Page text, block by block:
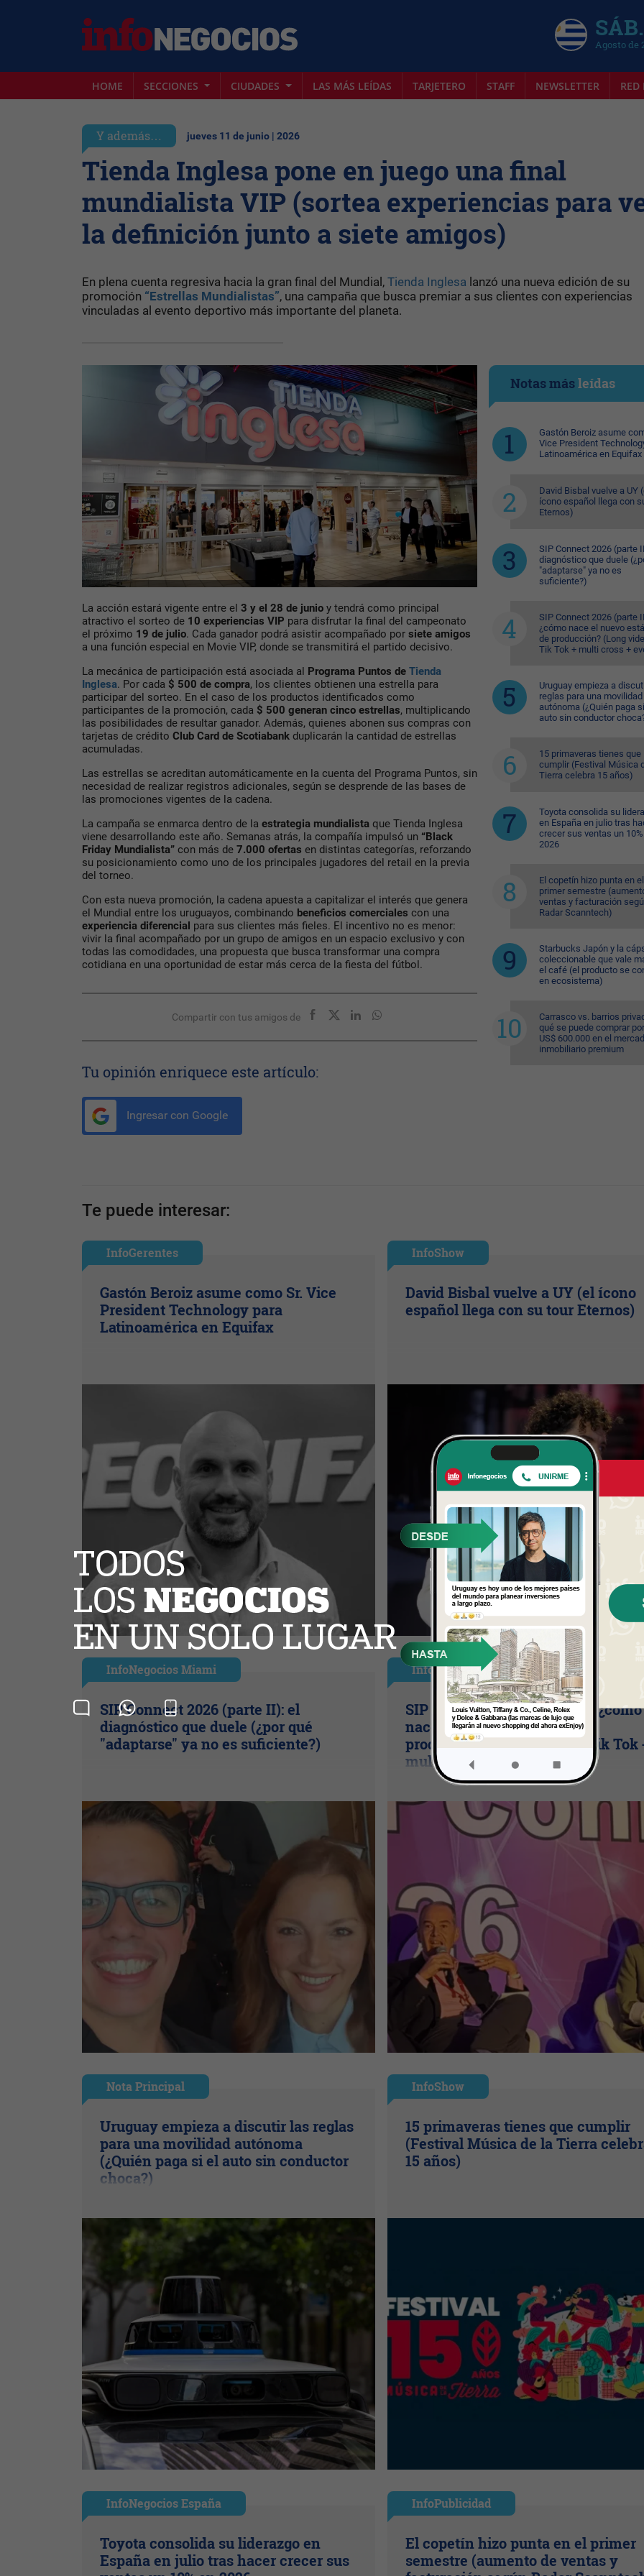
Agosto de
HOME SECCIONES CIUDADES LAS MÁS LEÍDAS TARJETERO STAFF NEWSLETTER
Y además… jueves 11 de junio | 2026
Tienda Inglesa pone en juego una final
mundialista VIP (sortea experiencias para
la definición junto a siete amigos)
En plena cuenta regresiva hacia la gran final del Mundial, Tienda Inglesa lanzó una nueva edición de su
promoción “Estrellas Mundialistas”, una campaña que busca premiar a sus clientes con experiencias
vinculadas al evento deportivo más importante del planeta.
La acción estará vigente entre el 3 y el 28 de junio y tendrá como principal
atractivo el sorteo de 10 experiencias VIP para disfrutar la final del campeonato
el próximo 19 de julio. Cada ganador podrá asistir acompañado por siete amigos
a una función especial en Movie VIP, donde se transmitirá el partido decisivo.
La mecánica de participación está asociada al
Programa Puntos de Tienda
Inglesa. Por cada $ 500 de compra, los clientes obtienen una estrella para
participar del sorteo. En el caso de los productos identificados como
participantes de la promoción, cada $ 500 generan cinco estrellas, multiplicando
las posibilidades de resultar ganador. Además, quienes abonen sus compras con
tarjetas de crédito Club Card de Scotiabank duplicarán la cantidad de estrellas
acumuladas.
Las estrellas se acreditan automáticamente en la cuenta del Programa Puntos, sin
necesidad de realizar registros adicionales, según se desprende de las bases de
las promociones vigentes de la cadena.
La campaña se enmarca dentro de la estrategia mundialista que Tienda Inglesa
viene desarrollando este año. Semanas atrás, la compañía impulsó un “Black
Friday Mundialista” con más de 7.000 ofertas en distintas categorías, reforzando
su posicionamiento como uno de los principales jugadores del retail en la previa
del torneo.
Con esta nueva promoción, la cadena apuesta a capitalizar el interés que genera
el Mundial entre los uruguayos, combinando beneficios comerciales con una
experiencia diferencial para sus clientes más fieles. El incentivo no es menor:
vivir la final acompañado por un grupo de amigos en un espacio exclusivo y con
todas las comodidades, una propuesta que busca transformar una compra
cotidiana en una oportunidad de estar más cerca de la fiesta del fútbol.
Compartir con tus amigos de
Tu opinión enriquece este artículo:
Ingresar con Google
Notas másleídas
Gastón Beroiz asume
Vice President
Latinoamérica en Equifax
David Bisbal vuelve a UY
ícono español llega con
Eternos)
SIP Connect 2026 (parte
diagnóstico que duele
"adaptarse" ya no es
suficiente?)
SIP Connect 2026 (parte
¿cómo nace el nuevo
de producción? (Long
Tik Tok + multi cross +
Uruguay empieza a
reglas para una movilidad
autónoma (¿Quién paga
auto sin conductor
15 primaveras tienes que
cumplir (Festival Música
Tierra celebra 15 años)
Toyota consolida su
en España en julio tras
crecer sus ventas un
2026
El copetín hizo punta en el
primer semestre
ventas y facturación
Radar Scanntech)
Starbucks Japón y la
coleccionable que vale
el café (el producto se
en ecosistema)
Carrasco vs. barrios
qué se puede comprar
US$ 600.000 en el
inmobiliario premium
Te puede interesar:
InfoGerentes
Gastón Beroiz asume como Sr. Vice
President Technology para
Latinoamérica en Equifax
InfoShow
David Bisbal vuelve a UY (el ícono
español llega con su tour Eternos)
InfoNegocios Miami
SIP Connect 2026 (parte II): el
diagnóstico que duele (¿por qué
"adaptarse" ya no es suficiente?)
InfoNegocios Miami
SIP Connect 2026 (parte III): ¿cómo
nace el nuevo estándar de
producción? (Long video + Tik Tok
multi cross + eventos)
Nota Principal
Uruguay empieza a discutir las reglas
para una movilidad autónoma
(¿Quién paga si el auto sin conductor
choca?)
InfoShow
15 primaveras tienes que cumplir
(Festival Música de la Tierra
15 años)
InfoNegocios España
Toyota consolida su liderazgo en
España en julio tras hacer crecer sus
InfoPublicidad
El copetín hizo punta en el primer
semestre (aumento de ventas y